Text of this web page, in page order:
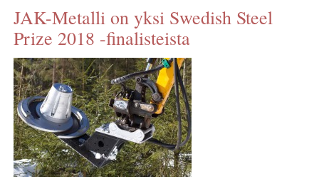
INS MAIN WEBSITE
ABOUT US
JAK-Metalli on yksi Swedish Steel
Prize 2018 -finalisteista